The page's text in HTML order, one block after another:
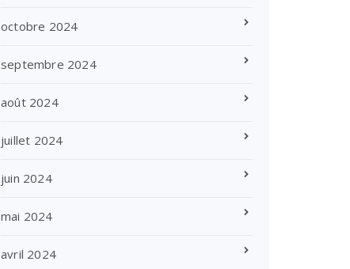
octobre 2024
septembre 2024
août 2024
juillet 2024
juin 2024
mai 2024
avril 2024